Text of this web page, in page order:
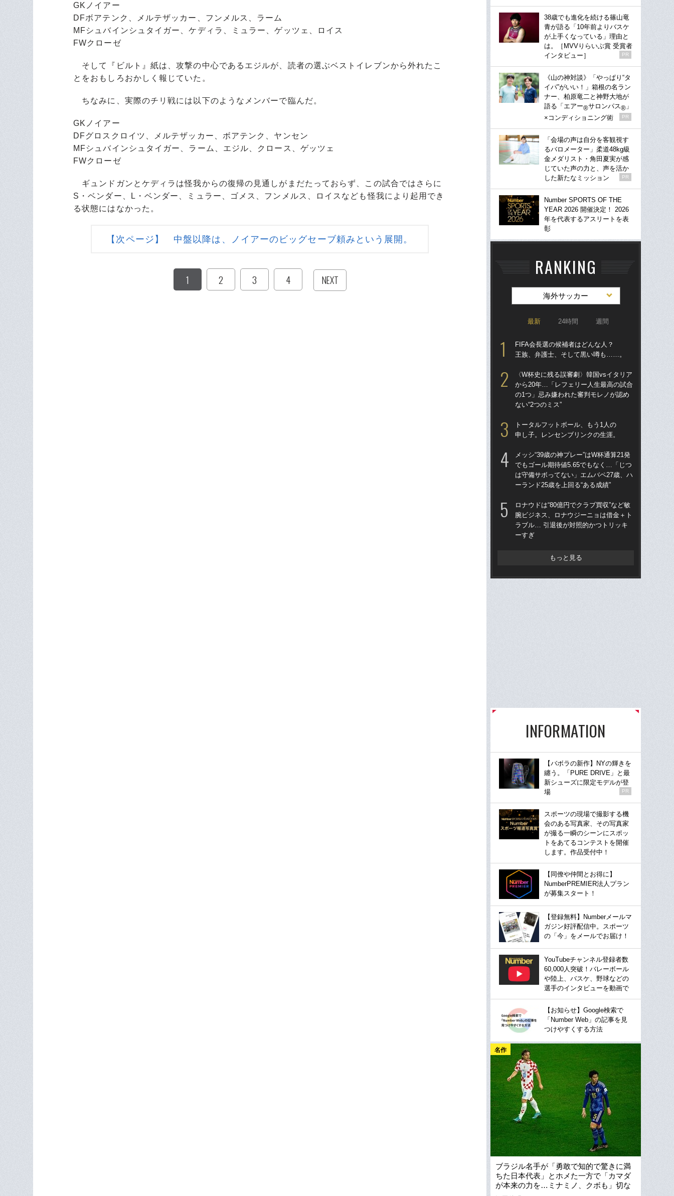
GKノイアー
DFボアテンク、メルテザッカー、フンメルス、ラーム
MFシュバインシュタイガー、ケディラ、ミュラー、ゲッツェ、ロイス
FWクローゼ
そして『ビルト』紙は、攻撃の中心であるエジルが、読者の選ぶベストイレブンから外れたこ
とをおもしろおかしく報じていた。
ちなみに、実際のチリ戦には以下のようなメンバーで臨んだ。
GKノイアー
DFグロスクロイツ、メルテザッカー、ボアテンク、ヤンセン
MFシュバインシュタイガー、ラーム、エジル、クロース、ゲッツェ
FWクローゼ
ギュンドガンとケディラは怪我からの復帰の見通しがまだたっておらず、この試合ではさらに
S・ベンダー、L・ベンダー、ミュラー、ゴメス、フンメルス、ロイスなども怪我により起用でき
る状態にはなかった。
【次ページ】 中盤以降は、ノイアーのビッグセーブ頼みという展開。
1 2 3 4 NEXT
38歳でも進化を続ける篠山竜
青が語る「10年前よりバスケ
が上手くなっている」理由と
は。［MVVりらいぶ賞 受賞者
インタビュー］
PR
《山の神対談》「やっぱり“タ
イパ”がいい！」箱根の名ラン
ナー、柏原竜二と神野大地が
語る「エアー®サロンパス® 」
×コンディショニング術
PR
「会場の声は自分を客観視す
るバロメーター」柔道48kg級
金メダリスト・角田夏実が感
じていた声の力と、声を活か
した新たなミッション
PR
Number SPORTS OF THE
YEAR 2026 開催決定！ 2026
年を代表するアスリートを表
彰
RANKING
海外サッカー
最新 24時間 週間
FIFA会長選の候補者はどんな人？
王族、弁護士、そして黒い噂も……。
〈W杯史に残る誤審劇〉韓国vsイタリア
から20年…「レフェリー人生最高の試合
の1つ」忌み嫌われた審判モレノが認め
ない“2つのミス”
トータルフットボール、もう1人の
申し子。レンセンブリンクの生涯。
メッシ“39歳の神プレー”はW杯通算21発
でもゴール期待値5.65でもなく…「じつ
は守備サボってない」エムバペ27歳、ハ
ーランド25歳を上回る“ある成績”
ロナウドは“80億円でクラブ買収”など敏
腕ビジネス、ロナウジーニョは借金＋ト
ラブル… 引退後が対照的かつトリッキ
ーすぎ
もっと見る
INFORMATION
【バボラの新作】NYの輝きを
纏う。「PURE DRIVE」と最
新シューズに限定モデルが登
場
PR
スポーツの現場で撮影する機
会のある写真家、その写真家
が撮る一瞬のシーンにスポッ
トをあてるコンテストを開催
します。作品受付中！
【同僚や仲間とお得に】
NumberPREMIER法人プラン
が募集スタート！
【登録無料】Numberメールマ
ガジン好評配信中。スポーツ
の「今」をメールでお届け！
YouTubeチャンネル登録者数
60,000人突破！バレーボール
や陸上、バスケ、野球などの
選手のインタビューを動画で
【お知らせ】Google検索で
「Number Web」の記事を見
つけやすくする方法
名作
ブラジル名手が「勇敢で知的で驚きに満
ちた日本代表」とホメた一方で「カマダ
が本来の力を…ミナミノ、クボも」切な